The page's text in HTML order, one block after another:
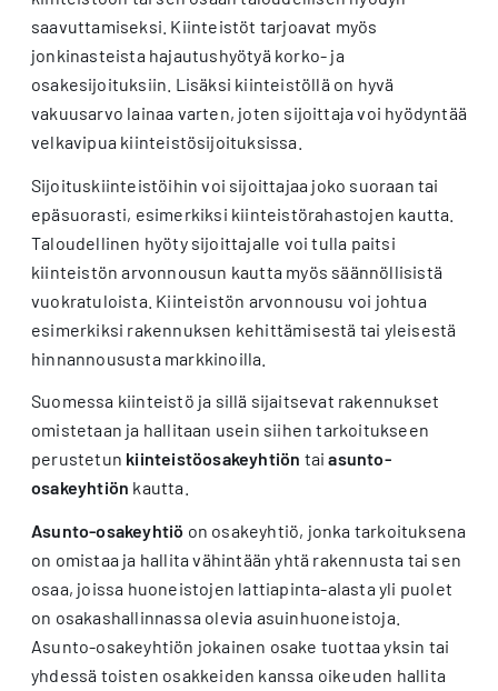
saavuttamiseksi. Kiinteistöt tarjoavat myös
jonkinasteista hajautushyötyä korko- ja
osakesijoituksiin. Lisäksi kiinteistöllä on hyvä
vakuusarvo lainaa varten, joten sijoittaja voi hyödyntää
velkavipua kiinteistösijoituksissa.
Sijoituskiinteistöihin voi sijoittajaa joko suoraan tai
epäsuorasti, esimerkiksi kiinteistörahastojen kautta.
Taloudellinen hyöty sijoittajalle voi tulla paitsi
kiinteistön arvonnousun kautta myös säännöllisistä
vuokratuloista. Kiinteistön arvonnousu voi johtua
esimerkiksi rakennuksen kehittämisestä tai yleisestä
hinnannoususta markkinoilla.
Suomessa kiinteistö ja sillä sijaitsevat rakennukset
omistetaan ja hallitaan usein siihen tarkoitukseen
perustetun kiinteistöosakeyhtiön taiasunto-
osakeyhtiön kautta.
Asunto-osakeyhtiö on osakeyhtiö, jonka tarkoituksena
on omistaa ja hallita vähintään yhtä rakennusta tai sen
osaa, joissa huoneistojen lattiapinta-alasta yli puolet
on osakashallinnassa olevia asuinhuoneistoja.
Asunto-osakeyhtiön jokainen osake tuottaa yksin tai
yhdessä toisten osakkeiden kanssa oikeuden hallita